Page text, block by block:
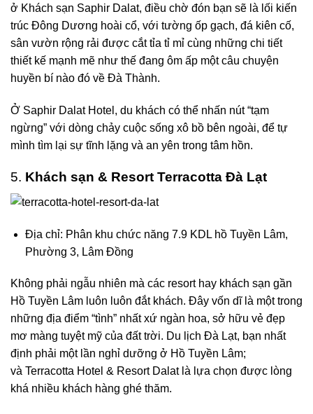
ở Khách sạn Saphir Dalat, điều chờ đón bạn sẽ là lối kiến
trúc Đông Dương hoài cổ, với tường ốp gạch, đá kiên cố,
sân vườn rộng rải được cắt tỉa tỉ mỉ cùng những chi tiết
thiết kế mạnh mẽ như thế đang ôm ấp một câu chuyện
huyền bí nào đó về Đà Thành.
Ở Saphir Dalat Hotel , du khách có thể nhấn nút “tạm
ngừng” với dòng chảy cuộc sống xô bồ bên ngoài, để tự
mình tìm lại sự tĩnh lặng và an yên trong tâm hồn.
5. Khách sạn & Resort Terracotta Đà Lạt
Địa chỉ: Phân khu chức năng 7.9 KDL hồ Tuyền Lâm,
Phường 3, Lâm Đồng
Không phải ngẫu nhiên mà các resort hay khách sạn gần
Hồ Tuyền Lâm luôn luôn đắt khách. Đây vốn dĩ là một trong
những địa điểm “tình” nhất xứ ngàn hoa, sở hữu vẻ đẹp
mơ màng tuyệt mỹ của đất trời. Du lịch Đà Lạt, bạn nhất
định phải một lần nghỉ dưỡng ở Hồ Tuyền Lâm;
và Terracotta Hotel & Resort Dalatlà lựa chọn được lòng
khá nhiều khách hàng ghé thăm.